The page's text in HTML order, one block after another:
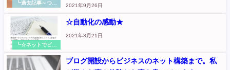
┗過去記事～つぶ
2021年9月26日
┗☆ネットでビジ
入口を作る（元
『さくらのくに』
☆自動化の感動★
2021年3月21日
ブログ開設からビジネスのネット構築まで。私